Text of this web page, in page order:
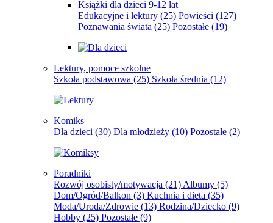
Książki dla dzieci 9-12 lat
Edukacyjne i lektury (25) Powieści (127)
Poznawania świata (25) Pozostałe (19)
Lektury, pomoce szkolne
Szkoła podstawowa (25) Szkoła średnia (12)
Komiks
Dla dzieci (30) Dla młodzieży (10) Pozostałe (2)
Poradniki
Rozwój osobisty/motywacja (21) Albumy (5)
Dom/Ogród/Balkon (3) Kuchnia i dieta (35)
Moda/Uroda/Zdrowie (13) Rodzina/Dziecko (9)
Hobby (25) Pozostałe (9)